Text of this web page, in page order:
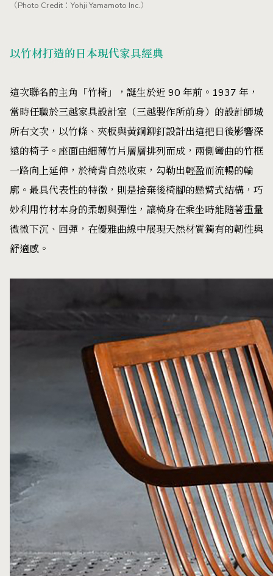
（Photo Credit：Yohji Yamamoto Inc.）
以竹材打造的日本現代家具經典
這次聯名的主角「竹椅」，誕生於近 90 年前。1937 年，
當時任職於三越家具設計室（三越製作所前身）的設計師城
所右文次，以竹條、夾板與黃銅鉚釘設計出這把日後影響深
遠的椅子。座面由細薄竹片層層排列而成，兩側彎曲的竹框
一路向上延伸，於椅背自然收束，勾勒出輕盈而流暢的輪
廓。最具代表性的特徵，則是捨棄後椅腳的懸臂式結構，巧
妙利用竹材本身的柔韌與彈性，讓椅身在乘坐時能隨著重量
微微下沉、回彈，在優雅曲線中展現天然材質獨有的韌性與
舒適感。